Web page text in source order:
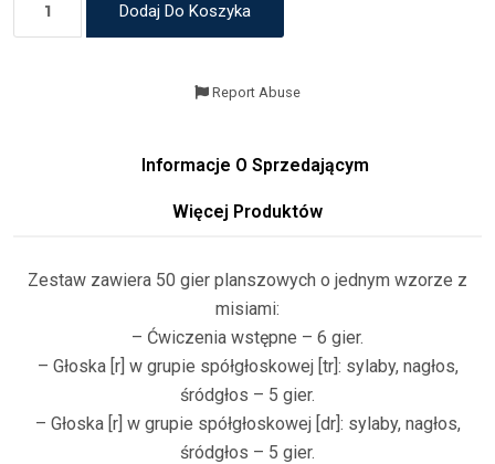
Dodaj Do Koszyka
Report Abuse
Informacje O Sprzedającym
Więcej Produktów
Zestaw zawiera 50 gier planszowych o jednym wzorze z
misiami:
– Ćwiczenia wstępne – 6 gier.
– Głoska [r] w grupie spółgłoskowej [tr]: sylaby, nagłos,
śródgłos – 5 gier.
– Głoska [r] w grupie spółgłoskowej [dr]: sylaby, nagłos,
śródgłos – 5 gier.